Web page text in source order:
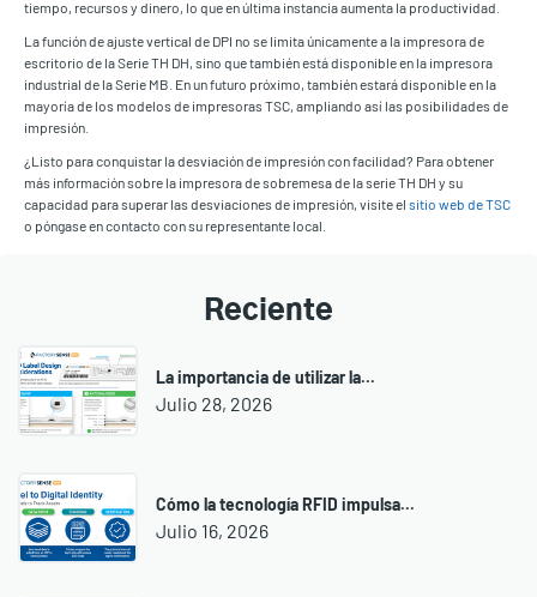
tiempo, recursos y dinero, lo que en última instancia aumenta la productividad.
La función de ajuste vertical de DPI no se limita únicamente a la impresora de
escritorio de la Serie TH DH, sino que también está disponible en la impresora
industrial de la Serie MB. En un futuro próximo, también estará disponible en la
mayoría de los modelos de impresoras TSC, ampliando así las posibilidades de
impresión.
¿Listo para conquistar la desviación de impresión con facilidad? Para obtener
más información sobre la impresora de sobremesa de la serie TH DH y su
capacidad para superar las desviaciones de impresión, visite el sitio web de TSC
o póngase en contacto con su representante local.
Reciente
La importancia de utilizar la...
Julio 28, 2026
Cómo la tecnología RFID impulsa...
Julio 16, 2026